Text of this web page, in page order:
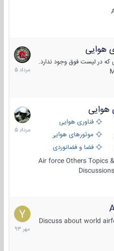
هوایی
در لیست فوق وجود ندارد.
7
مرداد
1405
فناوری هوایی
موتورهای هوایی
فضا و فضانوردی
Air force Others
2
مرداد
1405
Discuss about world
15
مهر
1393